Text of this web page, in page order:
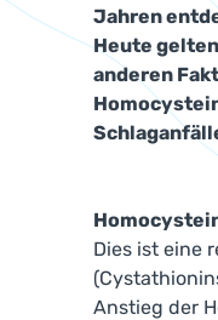
Jahren
Heute
anderen
Dies ist eine
Anstieg der